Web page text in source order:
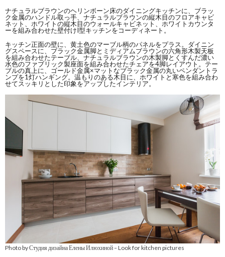
ナチュラルブラウンのヘリンボーン床のダイニングキッチンに、ブラッ
ク金属のハンドル取っ手、ナチュラルブラウンの縦木目のフロアキャビ
ネット、ホワイトの縦木目のウォールキャビネット、ホワイトカウンタ
ーを組み合わせた壁付けI型キッチンをコーディネート。
キッチン正面の壁に、黄土色のマーブル柄のパネルをプラス。ダイニン
グスペースに、ブラック金属脚とミディアムブラウンの六角形木製天板
を組み合わせたテーブル、ナチュラルブラウンの木製脚とくすんだ濃い
水色のファブリック製座面を組み合わせたチェアを4脚レイアウト。テー
ブルの真上に、ゴールド金属×マットなブラック金属の丸いペンダントラ
ンプを1灯ハンギング。温もりのある木目に、ホワイトと寒色を組み合わ
せてスッキリとした印象をアップしたインテリア。
Photo by Студия дизайна Елены Илюхиной–Look for kitchen pictures